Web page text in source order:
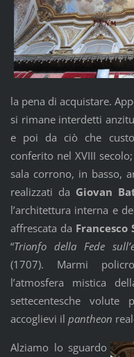
la pena di acquistare.
si rimane interdetti
e poi da ciò che
conferito nel XVIII
sala corrono, in basso,
realizzati da Giovan
l’architettura interna e
affrescata da Francesco
“Trionfo della Fede
(1707). Marmi
l’atmosfera mistica
settecentesche volute
accoglievi il pantheon
Alziamo lo sguardo